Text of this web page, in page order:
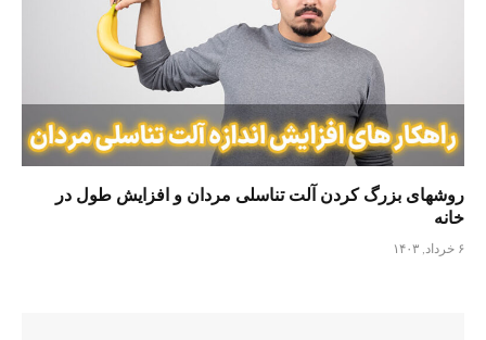
روشهای بزرگ کردن آلت تناسلی مردان و افزایش طول در
خانه
۶ خرداد, ۱۴۰۳